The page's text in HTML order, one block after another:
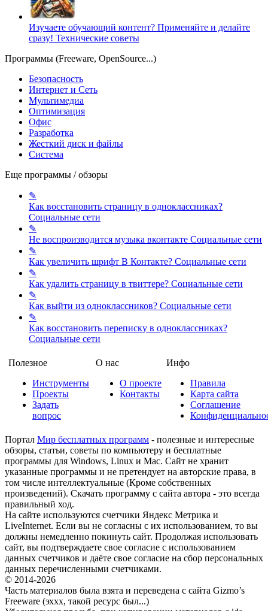
Изучаете обучающий контент? Применяйте и делайте
сразу! Технические советы
Программы (Freeware, OpenSource...)
Безопасность
Интернет и Сеть
Мультимедиа
Оптимизация
Офис
Разработка
Жесткий диск и файлы
Система
Еще программы / обзоры
✎
Как восстановить страницу в одноклассниках?
Социальные сети
✎
Не воспроизводится музыка вконтакте Социальные сети
✎
Как увеличить шрифт В Контакте? Социальные сети
✎
Как удалить страницу в твиттере? Социальные сети
✎
Как выйти из одноклассников? Социальные сети
✎
Как восстановить переписку в одноклассниках?
Социальные сети
Полезное
Инструменты
Проекты
Задать
вопрос
О нас
О проекте
Контакты
Инфо
Правила
Карта сайта
Соглашение
Портал Мир бесплатных программ - полезные и интересные
обзоры, статьи, советы по компьютеру и бесплатные
программы для Windows, Linux и Mac. Сайт не хранит
указанные программы и не претендует на авторские права, в
том числе интеллектуальные (Кроме собственных
произведений). Скачать программу с сайта автора - это всегда
правильный ход.
На сайте используются счетчики Яндекс Метрика и
LiveInternet. Если вы не согласны с их использованием, то вы
должны немедленно покинуть сайт. Продолжая использовать
сайт, вы подтверждаете свое согласие с использованием
данных счетчиков и даёте свое согласие на сбор персональных
данных перечисленными счетчиками.
© 2014-2026
Часть материалов была взята и переведена с сайта Gizmo’s
Freeware (эххх, такой ресурс был...)